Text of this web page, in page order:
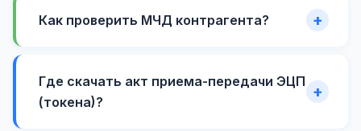
Как проверить МЧД контрагента?
Где скачать акт приема-передачи ЭЦП
(токена)?